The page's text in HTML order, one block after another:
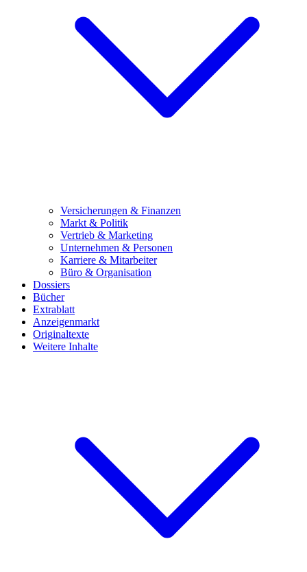
Versicherungen & Finanzen
Markt & Politik
Vertrieb & Marketing
Unternehmen & Personen
Karriere & Mitarbeiter
Büro & Organisation
Dossiers
Bücher
Extrablatt
Anzeigenmarkt
Originaltexte
Weitere Inhalte